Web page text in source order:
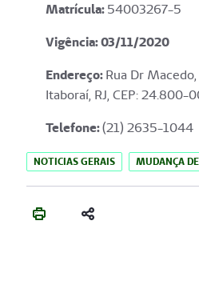
Matrícula:54003267-5
Vigência: 03/11/2020
Endereço:Rua Dr
Itaboraí, RJ, CEP: 24.800-
Telefone:(21) 2635-1044
NOTICIAS GERAIS MUDANÇA